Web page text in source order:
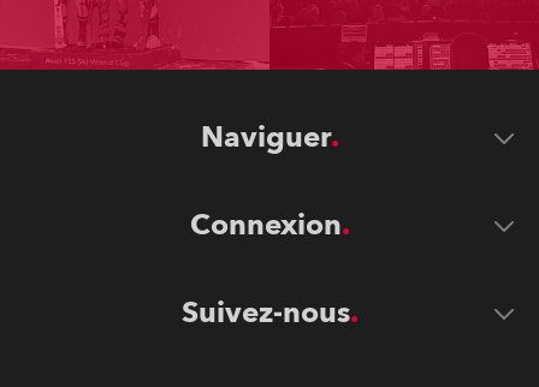
Naviguer
Connexion
Suivez-nous